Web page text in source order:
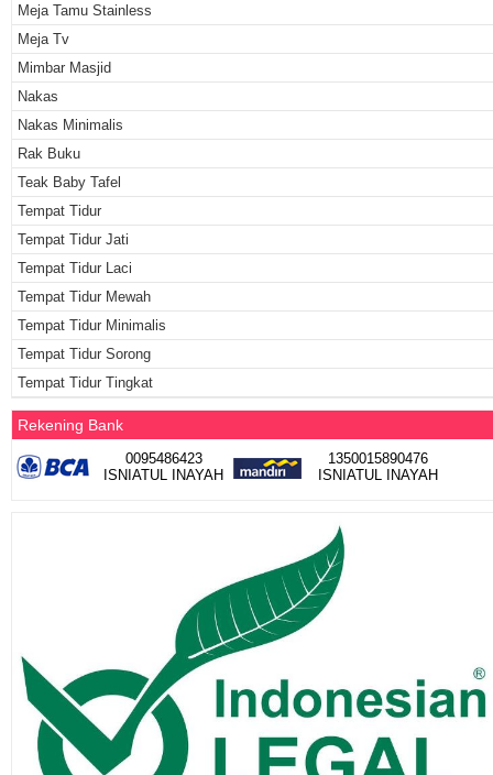
Meja Tamu Stainless
Meja Tv
Mimbar Masjid
Nakas
Nakas Minimalis
Rak Buku
Teak Baby Tafel
Tempat Tidur
Tempat Tidur Jati
Tempat Tidur Laci
Tempat Tidur Mewah
Tempat Tidur Minimalis
Tempat Tidur Sorong
Tempat Tidur Tingkat
Rekening Bank
0095486423
ISNIATUL INAYAH
1350015890476
ISNIATUL INAYAH